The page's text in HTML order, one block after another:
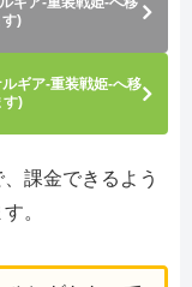
す)
ギア-重装戦姫-へ移
す)
課金できるよう
。